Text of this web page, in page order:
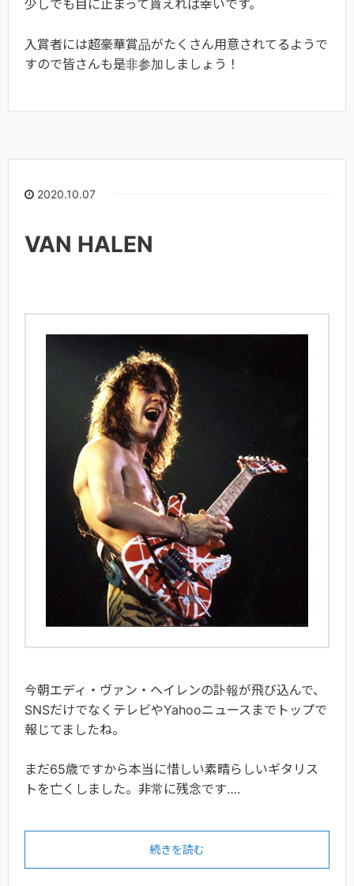
少しでも目に止まって貰えれば幸いです。
入賞者には超豪華賞品がたくさん用意されてるようで
すので皆さんも是非参加しましょう！
2020.10.07
VAN HALEN
今朝エディ・ヴァン・ヘイレンの訃報が飛び込んで、
SNSだけでなくテレビやYahooニュースまでトップで
報じてましたね。
まだ65歳ですから本当に惜しい素晴らしいギタリス
トを亡くしました。非常に残念です….
続きを読む